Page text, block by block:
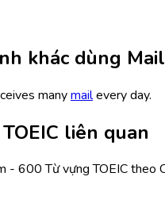
khác dùng Mail
manymailevery day.
liên quan